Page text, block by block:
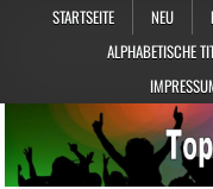
STARTSEITE NEU
ALPHABETISCHE